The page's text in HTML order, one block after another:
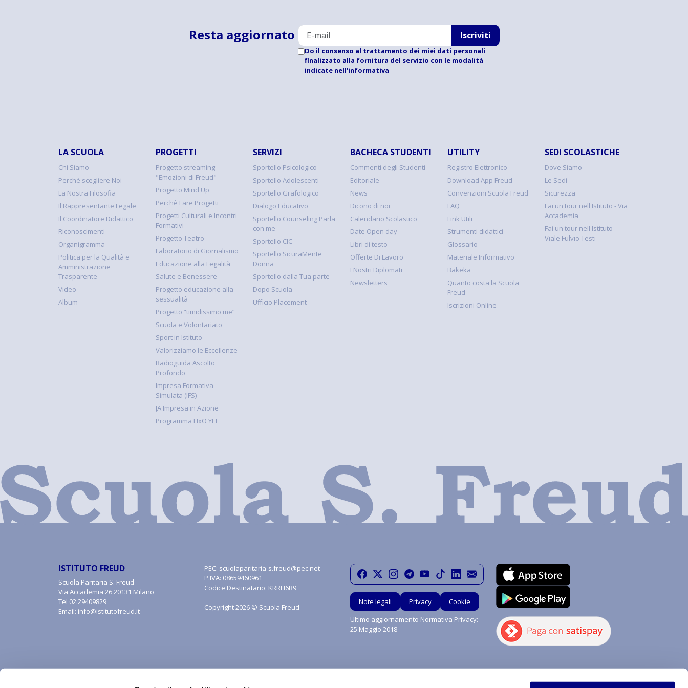
Resta aggiornato Iscriviti
Do il consenso al trattamento dei miei dati personali
finalizzato alla fornitura del servizio con le modalità
indicate nell'informativa
LA SCUOLA
Chi Siamo
Perchè scegliere Noi
La Nostra Filosofia
Il Rappresentante Legale
Il Coordinatore Didattico
Riconoscimenti
Organigramma
Politica per la Qualità e
Amministrazione
Trasparente
Video
Album
PROGETTI
Progetto streaming
"Emozioni di Freud"
Progetto Mind Up
Perchè Fare Progetti
Progetti Culturali e Incontri
Formativi
Progetto Teatro
Laboratorio di Giornalismo
Educazione alla Legalità
Salute e Benessere
Progetto educazione alla
sessualità
Progetto “timidissimo me”
Scuola e Volontariato
Sport in Istituto
Valorizziamo le Eccellenze
Radioguida Ascolto
Profondo
Impresa Formativa
Simulata (IFS)
JA Impresa in Azione
Programma FIxO YEI
SERVIZI
Sportello Psicologico
Sportello Adolescenti
Sportello Grafologico
Dialogo Educativo
Sportello Counseling Parla
con me
Sportello CIC
Sportello SicuraMente
Donna
Sportello dalla Tua parte
Dopo Scuola
Ufficio Placement
BACHECA STUDENTI
Commenti degli Studenti
Editoriale
News
Dicono di noi
Calendario Scolastico
Date Open day
Libri di testo
Offerte Di Lavoro
I Nostri Diplomati
Newsletters
UTILITY
Registro Elettronico
Download App Freud
Convenzioni Scuola Freud
FAQ
Link Utili
Strumenti didattici
Glossario
Materiale Informativo
Bakeka
Quanto costa la Scuola
Freud
Iscrizioni Online
SEDI SCOLASTICHE
Dove Siamo
Le Sedi
Sicurezza
Fai un tour nell'Istituto - Via
Accademia
Fai un tour nell'Istituto -
Viale Fulvio Testi
ISTITUTO FREUD
Scuola Paritaria S. Freud
Via Accademia 26 20131 Milano
Tel 02.29409829
Email: info@istitutofreud.it
PEC: scuolaparitaria-s.freud@pec.net
P.IVA: 08659460961
Codice Destinatario: KRRH6B9
Copyright 2026 © Scuola Freud
Note legali Privacy
Cookie
Ultimo aggiornamento Normativa Privacy:
25 Maggio 2018